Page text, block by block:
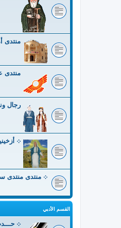
منتدى
منتدى
رجال
܀
܀ منتدى منتدى
القسم الأدبي
܀